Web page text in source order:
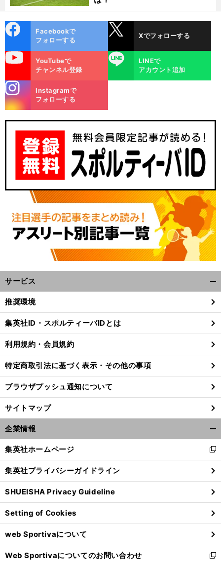
VS 。
前
へ
ok
Facebookで
フォローする
Xでフォローする
YouTubeで
チャンネル登録
LINE
LINEで
アカウント追加
m
Instagramで
フォローする
サービス
閉
る
推奨環境
集英社ID・スポルティーバIDとは
利用規約・会員規約
特定商取引法に基づく表示・その他の事項
ブラウザプッシュ通知について
サイトマップ
企業情報
閉
る
集英社ホームページ
新
し
い
ウ
ィ
ン
ド
ウ
で
開
く
集英社プライバシーガイドライン
SHUEISHA Privacy Guideline
Setting of Cookies
web Sportivaについて
Web Sportivaについてのお問い合わせ
新